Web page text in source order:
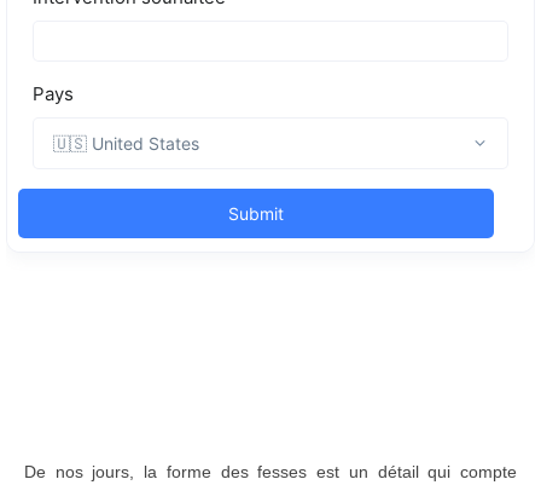
De nos jours, la forme des fesses est un détail qui compte